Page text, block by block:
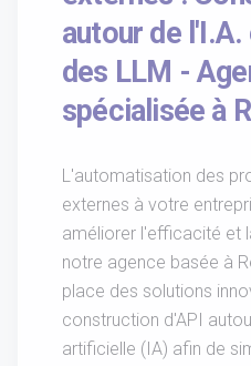
autour de
des LLM -
spécialisée à
L'automatisation des
externes à votre
améliorer l'efficacité et
notre agence basée à
place des solutions
construction d'API
artificielle (IA) afin de